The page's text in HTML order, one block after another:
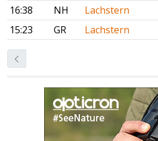
16:38
NH
Lachstern
15:23
GR Lachstern